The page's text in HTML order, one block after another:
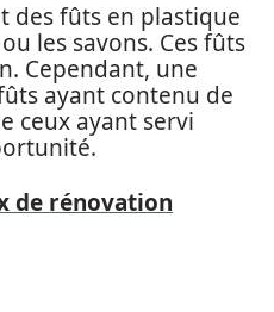
des fûts en plastique
les savons. Ces fûts
Cependant, une
ayant contenu de
ceux ayant servi
de rénovation